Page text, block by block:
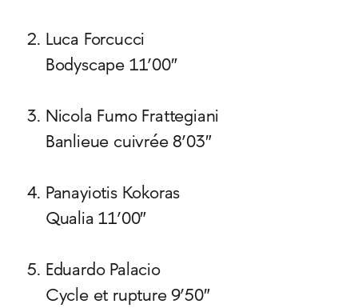
Luca Forcucci
Bodyscape 11’00″
Nicola Fumo Frattegiani
Banlieue cuivrée 8’03″
Panayiotis Kokoras
Qualia 11’00″
Eduardo Palacio
Cycle et rupture 9’50″